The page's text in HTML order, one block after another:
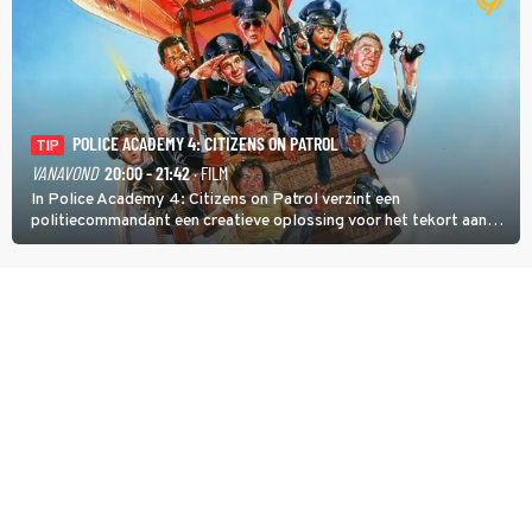
TIP
POLICE ACADEMY 4: CITIZENS ON PATROL
VANAVOND 20:00 - 21:42· FILM
In Police Academy 4: Citizens on Patrol verzint een
politiecommandant een creatieve oplossing voor het tekort aan
agenten.